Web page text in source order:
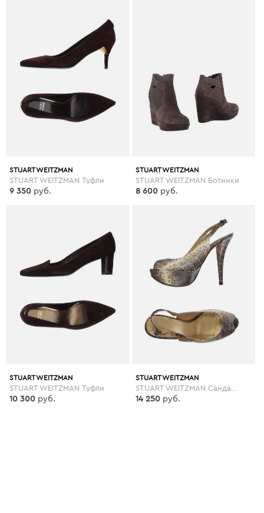
STUART WEITZMAN
STUART WEITZMAN Туфли
9 350 руб.
STUART WEITZMAN
STUART WEITZMAN Ботинки
8 600 руб.
STUART WEITZMAN
STUART WEITZMAN Туфли
10 300 руб.
STUART WEITZMAN
14 250 руб.